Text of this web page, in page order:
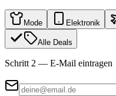
Mode Elektronik
Alle Deals
Schritt 2 — E-Mail eintragen